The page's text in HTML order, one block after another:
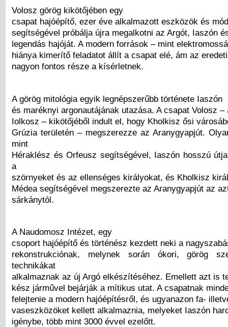
Volosz görög kikötőjében egy
csapat hajóépítő, ezer éve alkalmazott eszközök és
segítségével próbálja újra megalkotni az Argót, Iaszón
legendás hajóját. A modern források – mint
hiánya kimerítő feladatot állít a csapat elé, ám az
nagyon fontos része a kísérletnek.
A görög mitológia egyik legnépszerűbb története Iaszón
és maréknyi argonautájának utazása. A csapat Volosz –
Iolkosz – kikötőjéből indult el, hogy Kholkisz ősi
Grúzia területén – megszerezze az Aranygyapjút.
mint
Héraklész és Orfeusz segítségével, Iaszón hosszú
a
szörnyeket és az ellenséges királyokat, és Kholkisz
Médea segítségével megszerezte az Aranygyapjút az
sárkánytól.
A Naudomosz Intézet, egy
csoport hajóépítő és történész kezdett neki a
rekonstrukciónak, melynek során ókori, görög
technikákat
alkalmaznak az új Argó elkészítéséhez. Emellett azt is
kész járművel bejárják a mítikus utat. A csapatnak
felejtenie a modern hajóépítésről, és ugyanazon fa-
vaseszközöket kellett alkalmaznia, melyeket Iaszón
igénybe, több mint 3000 évvel ezelőtt.